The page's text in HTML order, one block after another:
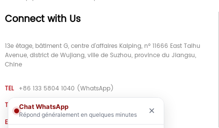
Connect with Us
13e étage, bâtiment G, centre d'affaires Kaiping, n° 11666 East Taihu
Avenue, district de Wujiang, ville de Suzhou, province du Jiangsu,
Chine
TEL +86 133 5804 1040 (WhatsApp)
TEL
+86 180 2130 1136 / +86 133 3865 5578
E-MAIL
voohu@voohuele.com
Chat WhatsApp
Répond généralement en quelques minutes ×